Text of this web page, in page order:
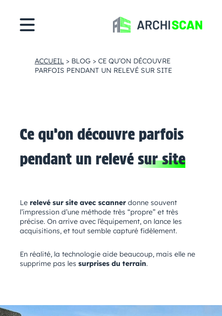
ACCUEIL > BLOG > CE QU’ON DÉCOUVRE
PARFOIS PENDANT UN RELEVÉ SUR SITE
Ce qu’on découvre parfois
pendant un relevé sur site
Le relevé sur site avec scanner donne souvent
l’impression d’une méthode très “propre” et très
précise. On arrive avec l’équipement, on lance les
acquisitions, et tout semble capturé fidèlement.
En réalité, la technologie aide beaucoup, mais elle ne
supprime pas les surprises du terrain.